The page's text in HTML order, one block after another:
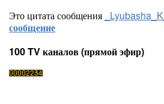
Это цитата сообщения
_Lyubasha_K_
сообщение
100 TV каналов (прямой эфир)